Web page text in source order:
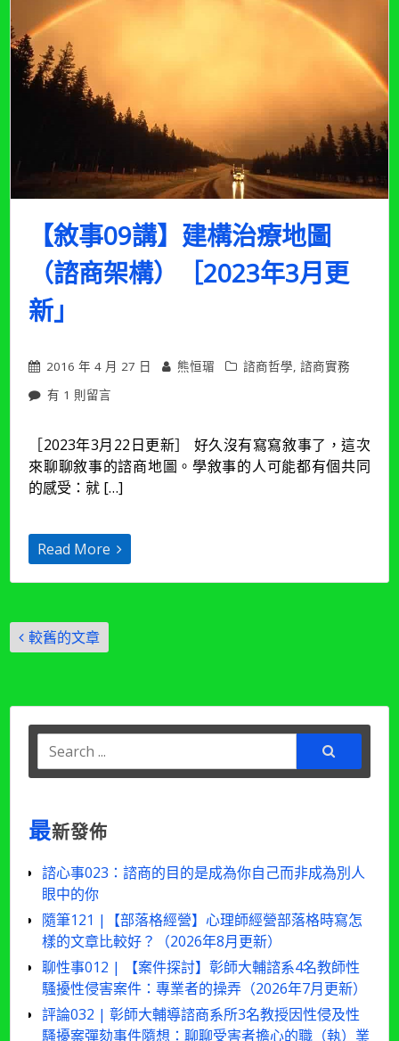
的
我
（豐
厚
人
對
年
3
月
更
新］〉
中
【敘事09講】建構治療地圖
（諮商架構）［2023年3月更
新」
2016 年 4 月 27 日 熊恒瑂 諮商哲學,諮商實務
在
09
講】
建
療
地
架
構）
更
新」〉
中
有 1 則留言
［2023年3月22日更新］ 好久沒有寫寫敘事了，這次
來聊聊敘事的諮商地圖。學敘事的人可能都有個共同
的感受：就 […]
Read More
文
章
覽
較舊的文章
Search
for:
最新發佈
諮心事023：諮商的目的是成為你自己而非成為別人
眼中的你
隨筆121 |【部落格經營】心理師經營部落格時寫怎
樣的文章比較好？（2026年8月更新）
聊性事012 | 【案件探討】彰師大輔諮系4名教師性
騷擾性侵害案件：專業者的操弄（2026年7月更新）
評論032 | 彰師大輔導諮商系所3名教授因性侵及性
騷擾案彈劾事件隨想：聊聊受害者擔心的職（執）業